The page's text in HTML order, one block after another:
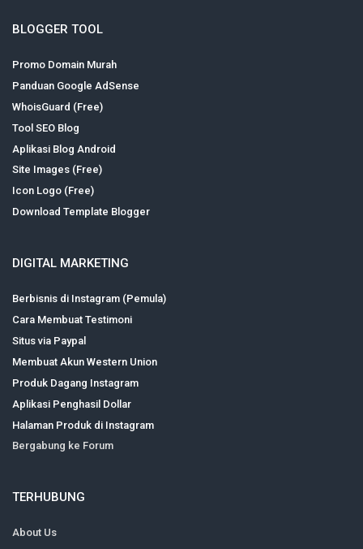
BLOGGER TOOL
Promo Domain Murah
Panduan Google AdSense
WhoisGuard (Free)
Tool SEO Blog
Aplikasi Blog Android
Site Images (Free)
Icon Logo (Free)
Download Template Blogger
DIGITAL MARKETING
Berbisnis di Instagram (Pemula)
Cara Membuat Testimoni
Situs via Paypal
Membuat Akun Western Union
Produk Dagang Instagram
Aplikasi Penghasil Dollar
Halaman Produk di Instagram
Bergabung ke Forum
TERHUBUNG
About Us